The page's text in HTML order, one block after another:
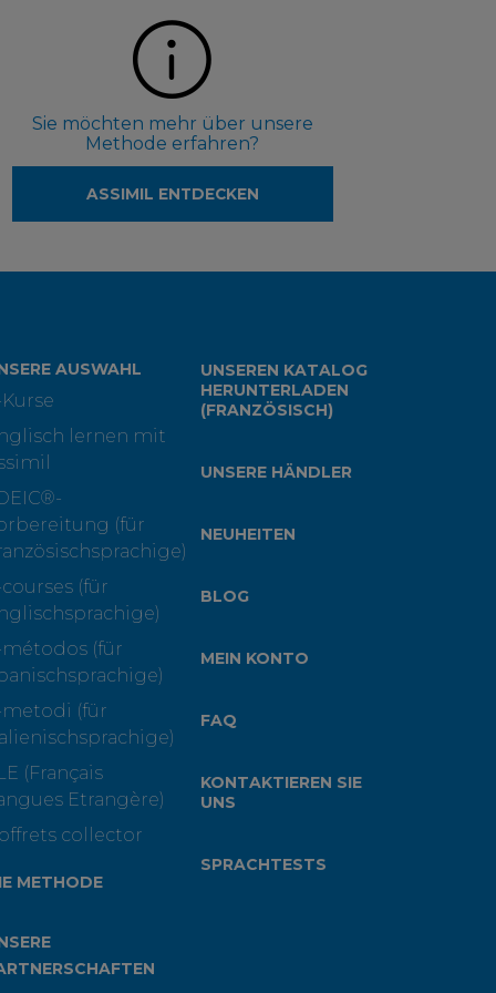
Sie möchten mehr über unsere
Methode erfahren?
ASSIMIL ENTDECKEN
AUSWAHL
lernen mit
(für
(für
(für
(für
(Français
Etrangère)
collector
METHODE
UNSEREN KATALOG
HERUNTERLADEN
(FRANZÖSISCH)
UNSERE HÄNDLER
NEUHEITEN
BLOG
MEIN KONTO
FAQ
KONTAKTIEREN SIE
UNS
SPRACHTESTS